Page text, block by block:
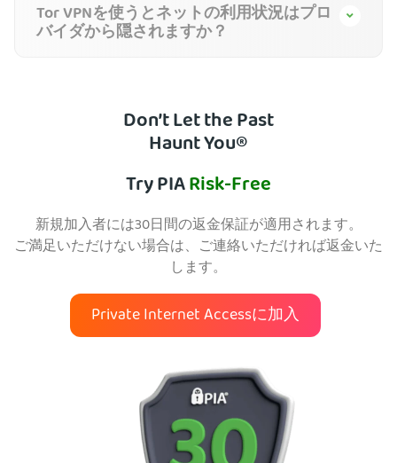
Tor VPNを使うとネットの利用状況はプロ
バイダから隠されますか？
Don’t Let the Past
Haunt You®
Try PIARisk-Free
新規加入者には30日間の返金保証が適用されます。
ご満足いただけない場合は、ご連絡いただければ返金いた
します。
Private Internet Accessに加入